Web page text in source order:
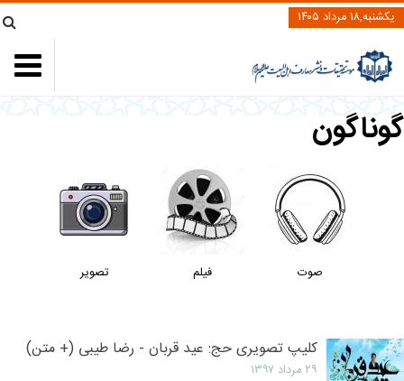
یکشنبه,۱۸ مرداد ۱۴۰۵
گوناگون
صوت فیلم تصویر
کلیپ تصویری حج: عید قربان - رضا طیبی (+ متن)
۲۹ مرداد ۱۳۹۷